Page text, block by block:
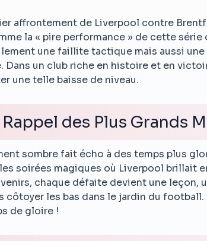
affrontement de Liverpool contre
la « pire performance » de cette
une faillite tactique mais aussi
Dans un club riche en histoire et en
une telle baisse de niveau.
Rappel des Plus Grands
sombre fait écho à des temps plus
soirées magiques où Liverpool brillait
chaque défaite devient une leçon,
côtoyer les bas dans le jardin du
de gloire !